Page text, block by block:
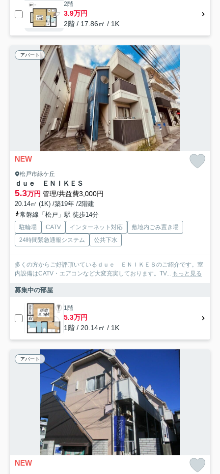
2階
3.9万円
2階 / 17.86㎡ / 1K
アパート
NEW
松戸市緑ケ丘
ｄｕｅ ＥＮＩＫＥＳ
5.3万円 管理/共益費3,000円
20.14㎡ (1K) /築19年 /2階建
常磐線「松戸」駅 徒歩14分
駐輪場 CATV インターネット対応
敷地内ごみ置き場
24時間緊急通報システム
公共下水
多くの方からご好評頂いているｄｕｅ ＥＮＩＫＥＳのご紹介です。室
内設備はCATV・エアコンなど大変充実しております。TV... もっと見る
募集中の部屋
1階
5.3万円
1階 / 20.14㎡ / 1K
アパート
NEW